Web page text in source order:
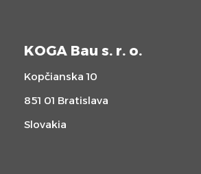
KOGA Bau s. r. o.
Kopčianska 10
851 01 Bratislava
Slovakia